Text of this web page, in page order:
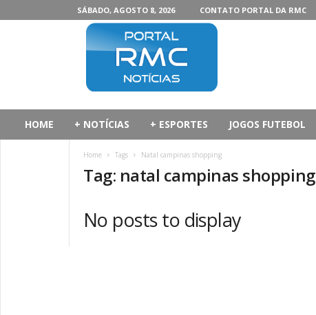
SÁBADO, AGOSTO 8, 2026 CONTATO PORTAL DA RMC
HOME + NOTÍCIAS + ESPORTES JOGOS FUTEBOL
Home Tags Natal campinas shopping
Tag: natal campinas shopping
No posts to display